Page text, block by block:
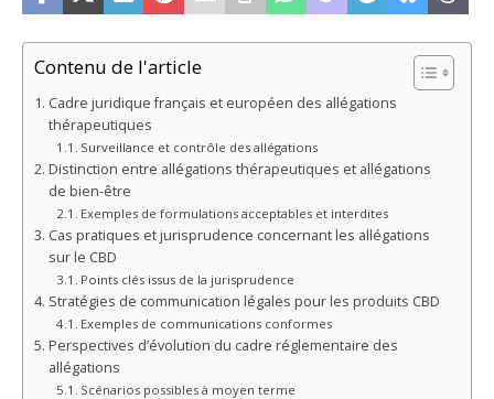
Contenu de l'article
Cadre juridique français et européen des allégations
thérapeutiques
Surveillance et contrôle des allégations
Distinction entre allégations thérapeutiques et allégations
de bien-être
Exemples de formulations acceptables et interdites
Cas pratiques et jurisprudence concernant les allégations
sur le CBD
Points clés issus de la jurisprudence
Stratégies de communication légales pour les produits CBD
Exemples de communications conformes
Perspectives d’évolution du cadre réglementaire des
allégations
Scénarios possibles à moyen terme